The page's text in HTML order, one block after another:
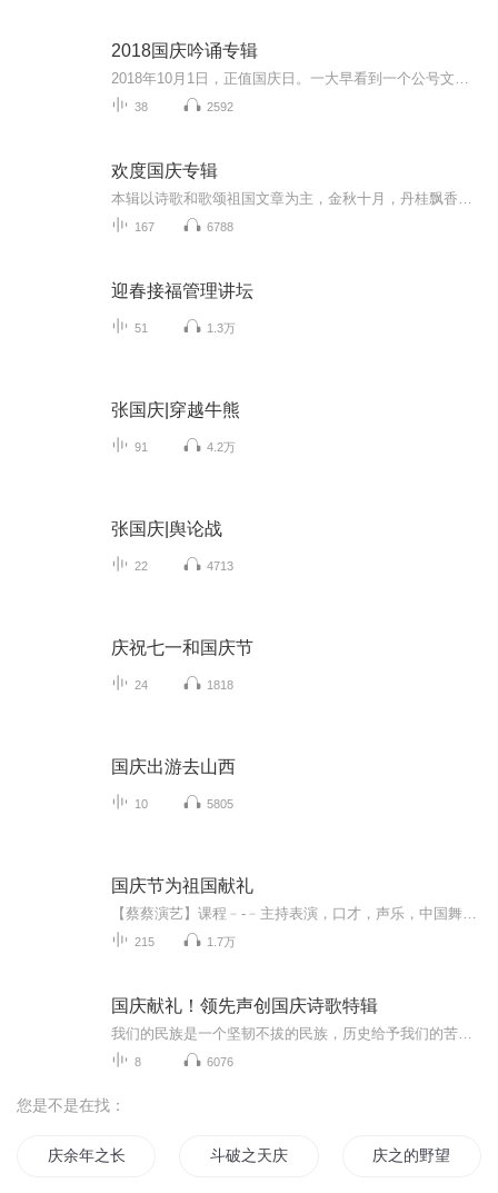
2018国庆吟诵专辑
38 2592
欢度国庆专辑
167 6788
迎春接福管理讲坛
51 1.3万
张国庆|穿越牛熊
91 4.2万
张国庆|舆论战
22 4713
庆祝七一和国庆节
24 1818
国庆出游去山西
10 5805
国庆节为祖国献礼
215 1.7万
国庆献礼！领先声创国庆诗歌特辑
8 6076
您是不是在找：
庆余年之长歌行 斗破之天庆焰火 庆之的野望